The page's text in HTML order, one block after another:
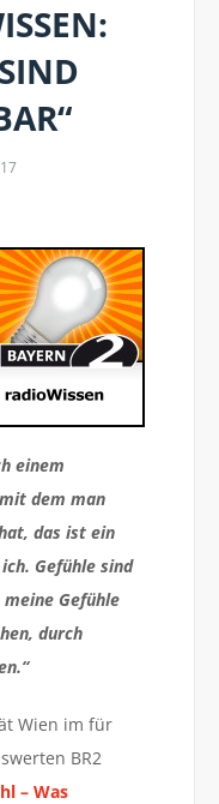
einem
dem man
das ist ein
Gefühle sind
Gefühle
durch
Wien im für
BR2
– Was